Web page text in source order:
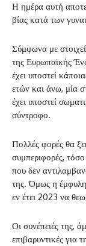
Η ημέρα αυτή
βίας κατά των
Σύμφωνα με
της Ευρωπαϊκής
έχει υποστεί
ετών και άνω, μία
έχει υποστεί
σύντροφο.
Πολλές φορές θα
συμπεριφορές,
που δεν
της. Όμως η έμφυλη
εν έτει 2023 να
Οι συνέπειές της,
επιβαρυντικές για